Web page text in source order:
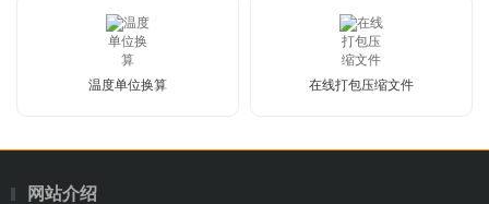
温度单位换算 在线打包压缩文件
网站介绍